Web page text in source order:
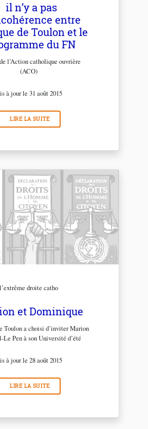
il n’y a pas
entre
de Toulon et le
du FN
l’Action catholique ouvrière
(ACO)
à jour le 31 août 2015
LIRE LA SUITE
l’extrême droite catho
et Dominique
Toulon a choisi d’inviter Marion
Le Pen à son Université d’été
à jour le 28 août 2015
LIRE LA SUITE